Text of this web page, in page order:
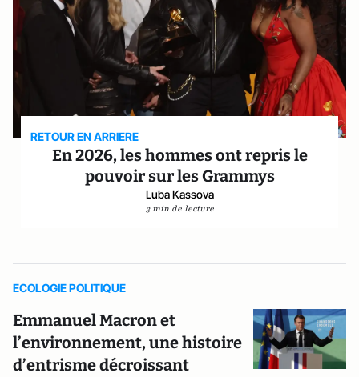
RETOUR EN ARRIERE
En 2026, les hommes ont repris le
pouvoir sur les Grammys
Luba Kassova
3 min de lecture
ECOLOGIE POLITIQUE
Emmanuel Macron et
l’environnement, une histoire
d’entrisme décroissant